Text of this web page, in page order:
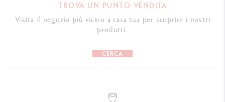
TROVA UN PUNTO VENDITA
Visita il negozio più vicino a casa tua per scoprire i nostri
prodotti.
CERCA